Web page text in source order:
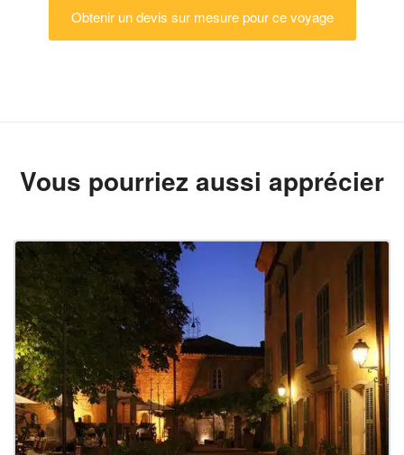
Obtenir un devis sur mesure pour ce voyage
Vous pourriez aussi apprécier